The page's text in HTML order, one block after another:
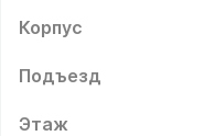
Корпус
Подъезд
Этаж